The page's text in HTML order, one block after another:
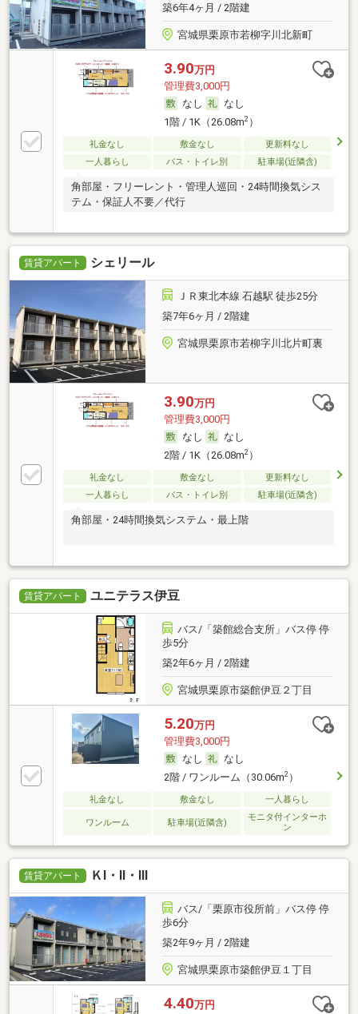
築6年4ヶ月 / 2階建
宮城県栗原市若柳字川北新町
3.90万円
管理費3,000円
なし
なし
1階 / 1K（26.08m2）
礼金なし 敷金なし
更新料なし
一人暮らし
バス・トイレ別 駐車場(近隣含)
角部屋・フリーレント・管理人巡回・24時間換気シス
テム・保証人不要／代行
賃貸アパート シェリール
ＪＲ東北本線 石越駅 徒歩25分
築7年6ヶ月 / 2階建
宮城県栗原市若柳字川北片町裏
3.90万円
管理費3,000円
なし
なし
2階 / 1K（26.08m2）
礼金なし 敷金なし
更新料なし
一人暮らし
バス・トイレ別 駐車場(近隣含)
角部屋・24時間換気システム・最上階
賃貸アパート ユニテラス伊豆
バス/「築館総合支所」バス停 停
歩5分
築2年6ヶ月 / 2階建
宮城県栗原市築館伊豆２丁目
5.20万円
管理費3,000円
なし
なし
2階 / ワンルーム（30.06m2）
礼金なし 敷金なし 一人暮らし
ワンルーム 駐車場(近隣含)
モニタ付インターホ
ン
賃貸アパート ＫⅠ・Ⅱ・Ⅲ
バス/「栗原市役所前」バス停 停
歩6分
築2年9ヶ月 / 2階建
宮城県栗原市築館伊豆１丁目
4.40万円